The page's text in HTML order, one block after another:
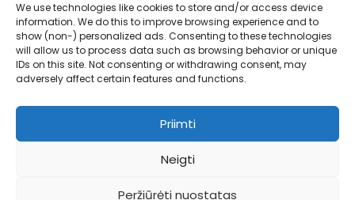
We use technologies like cookies to store and/or access device
information. We do this to improve browsing experience and to
show (non-) personalized ads. Consenting to these technologies
will allow us to process data such as browsing behavior or unique
IDs on this site. Not consenting or withdrawing consent, may
adversely affect certain features and functions.
Priimti
Neigti
Peržiūrėti nuostatas
Kontaktai
info@bodyfoodas.lt
+370 600 77017
Visos teisės saugomos © Bodyfoodas.lt 2026